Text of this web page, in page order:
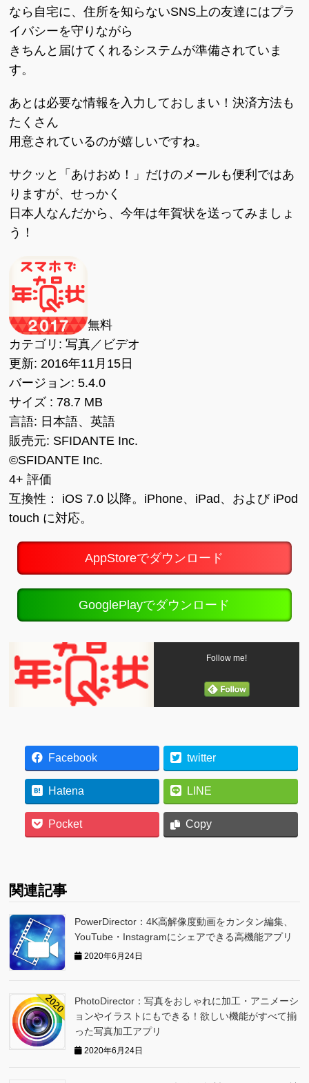
なら自宅に、住所を知らないSNS上の友達にはプラ
イバシーを守りながら
きちんと届けてくれるシステムが準備されていま
す。
あとは必要な情報を入力しておしまい！決済方法も
たくさん
用意されているのが嬉しいですね。
サクッと「あけおめ！」だけのメールも便利ではあ
りますが、せっかく
日本人なんだから、今年は年賀状を送ってみましょ
う！
無料
カテゴリ: 写真／ビデオ
更新: 2016年11月15日
バージョン: 5.4.0
サイズ : 78.7 MB
言語: 日本語、英語
販売元: SFIDANTE Inc.
©SFIDANTE Inc.
4+ 評価
互換性： iOS 7.0 以降。iPhone、iPad、および iPod
touch に対応。
AppStoreでダウンロード
GooglePlayでダウンロード
Follow me!
Facebook twitter
Hatena LINE
Pocket Copy
関連記事
PowerDirector：4K高解像度動画をカンタン編集、
YouTube・Instagramにシェアできる高機能アプリ
2020年6月24日
PhotoDirector：写真をおしゃれに加工・アニメーシ
ョンやイラストにもできる！欲しい機能がすべて揃
った写真加工アプリ
2020年6月24日